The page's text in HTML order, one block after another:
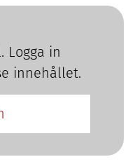
Logga in
innehållet.